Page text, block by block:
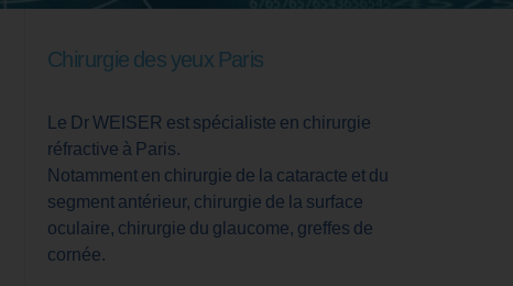
Chirurgie des yeux Paris
Le Dr WEISER est spécialiste en chirurgie
réfractive à Paris.
Notamment en chirurgie de la cataracte et du
segment antérieur, chirurgie de la surface
oculaire, chirurgie du glaucome, greffes de
cornée.